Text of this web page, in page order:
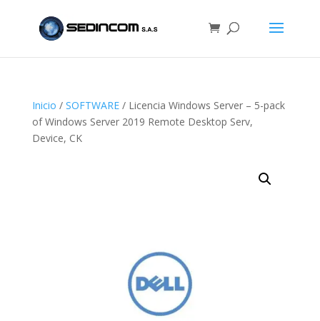
Inicio / SOFTWARE/ Licencia Windows Server – 5-pack
of Windows Server 2019 Remote Desktop Serv,
Device, CK